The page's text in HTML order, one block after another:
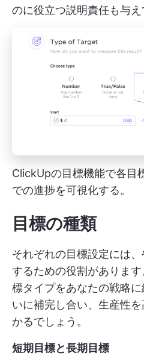
のに役立つ説明責任も与え
ClickUpの目標機能で各目
での進捗を可視化する。
目標の種類
それぞれの目標設定には
するための役割がありま
標タイプをあなたの戦略
いに補完し合い、生産性
かるでしょう。
短期目標と長期目標